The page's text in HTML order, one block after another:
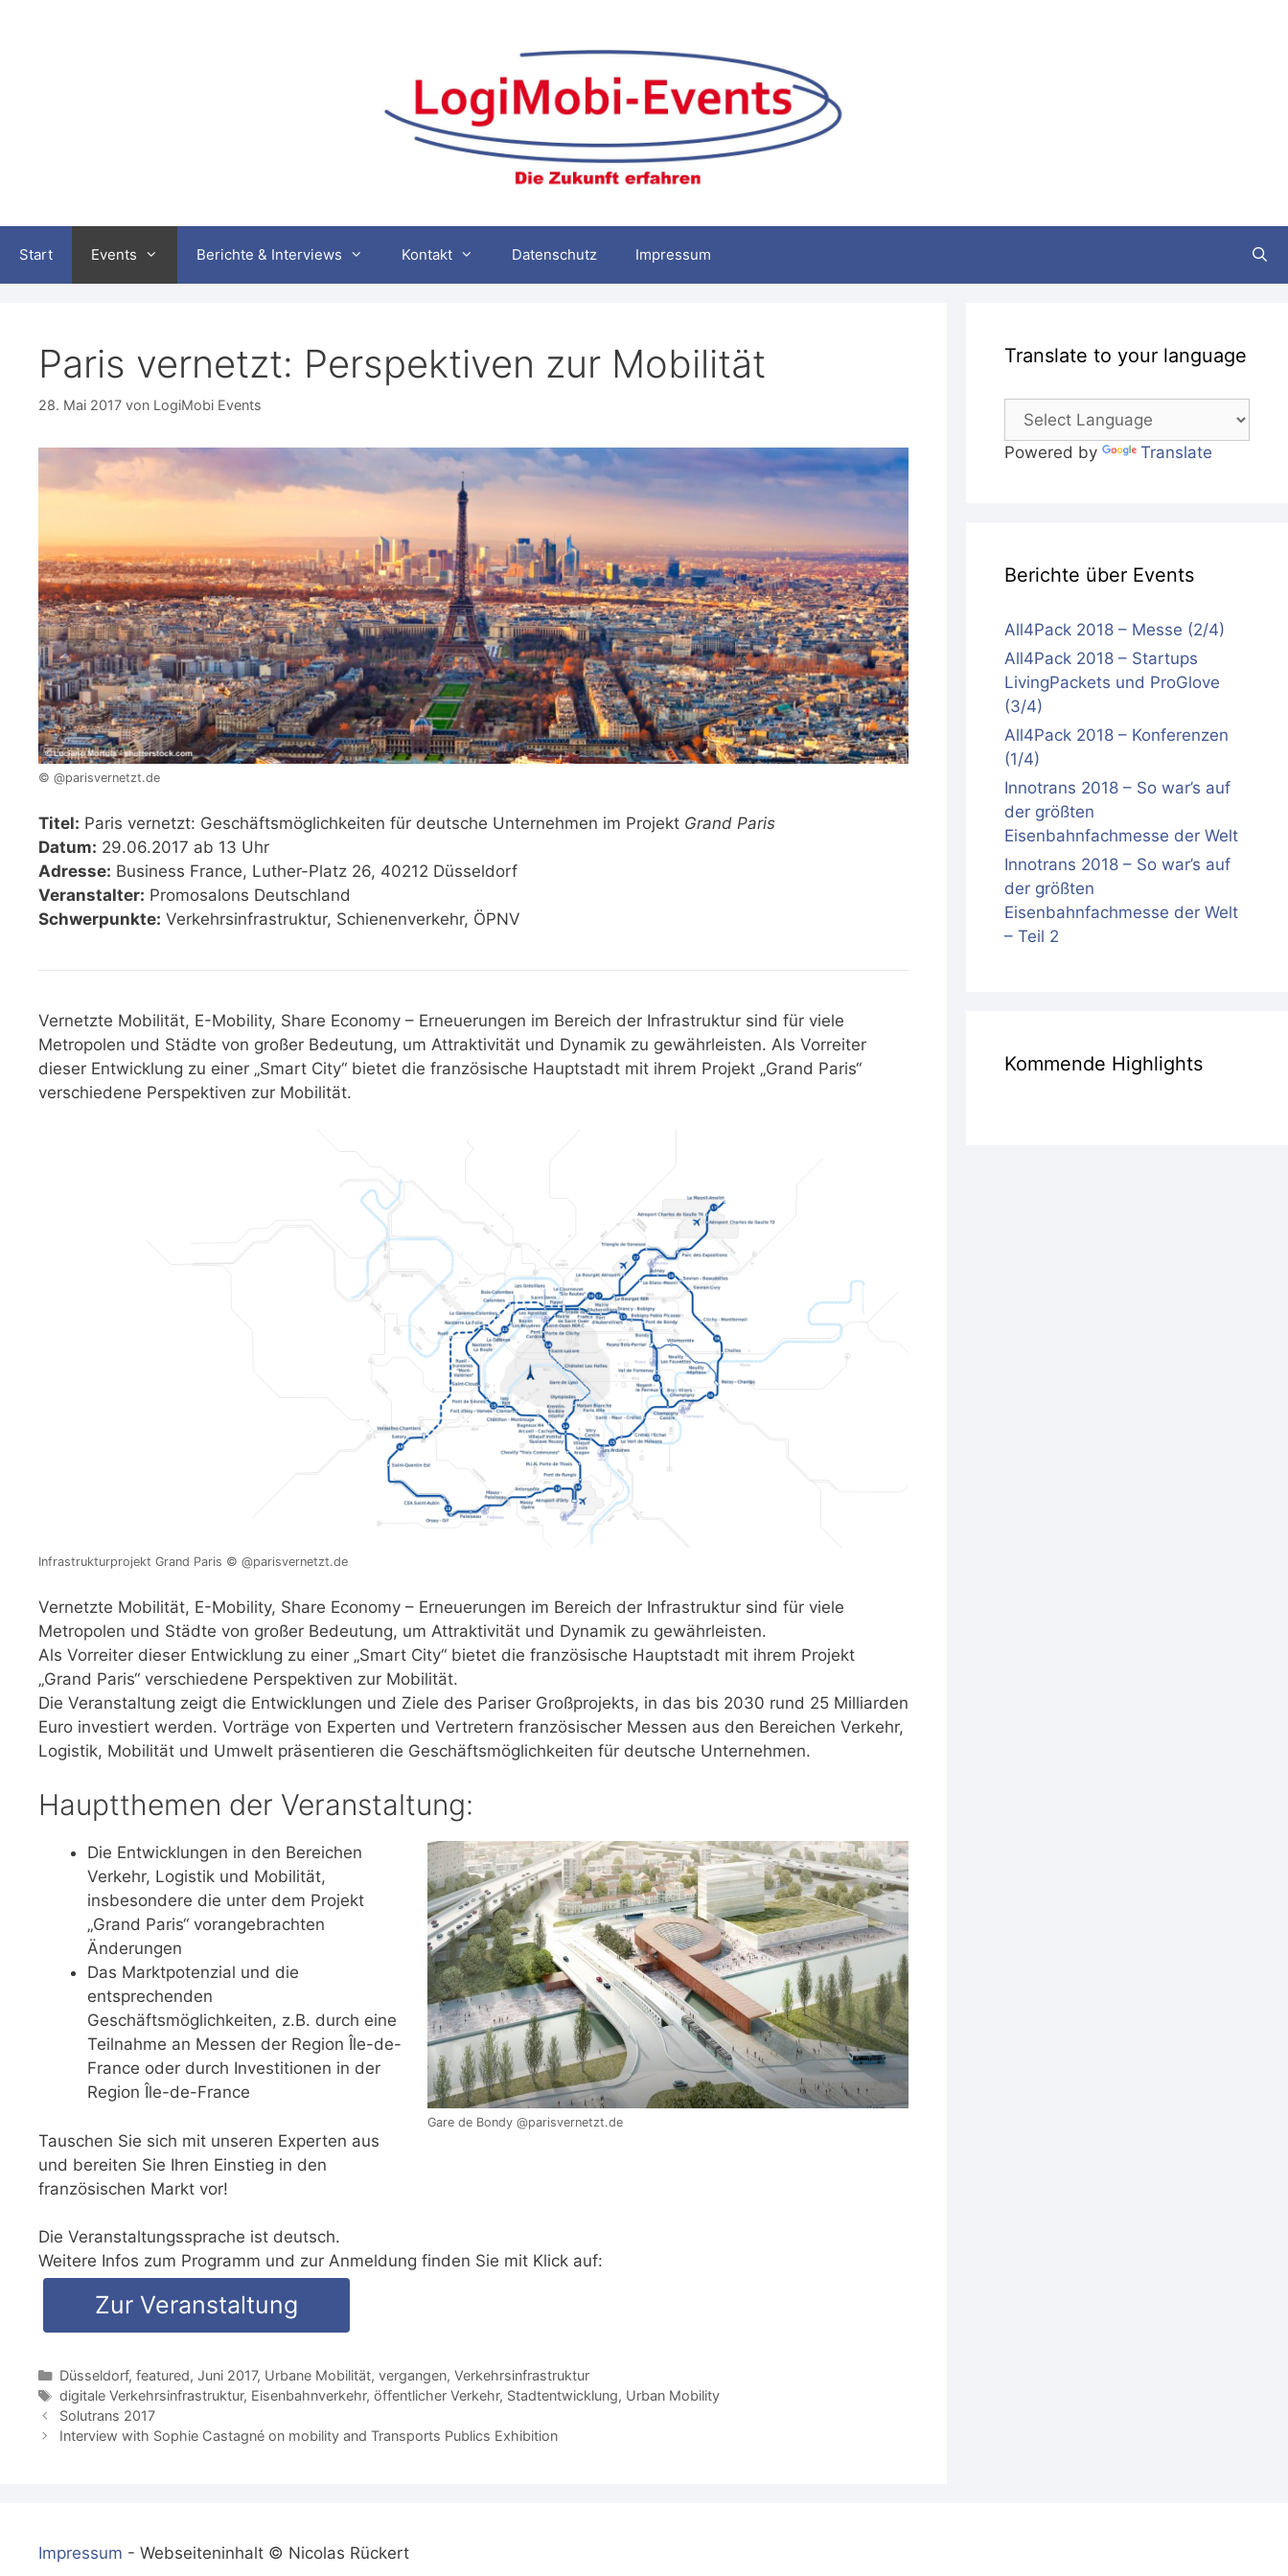
Start Events Berichte & Interviews Kontakt Datenschutz Impressum
Paris vernetzt: Perspektiven zur Mobilität
28. Mai 2017 von LogiMobi Events
© @parisvernetzt.de
Titel: Paris vernetzt: Geschäftsmöglichkeiten für deutsche Unternehmen im Projekt Grand Paris
Datum: 29.06.2017 ab 13 Uhr
Adresse: Business France, Luther-Platz 26, 40212 Düsseldorf
Veranstalter: Promosalons Deutschland
Schwerpunkte: Verkehrsinfrastruktur, Schienenverkehr, ÖPNV
Vernetzte Mobilität, E-Mobility, Share Economy – Erneuerungen im Bereich der Infrastruktur sind für viele
Metropolen und Städte von großer Bedeutung, um Attraktivität und Dynamik zu gewährleisten. Als Vorreiter
dieser Entwicklung zu einer „Smart City“ bietet die französische Hauptstadt mit ihrem Projekt „Grand Paris“
verschiedene Perspektiven zur Mobilität.
Infrastrukturprojekt Grand Paris © @parisvernetzt.de
Vernetzte Mobilität, E-Mobility, Share Economy – Erneuerungen im Bereich der Infrastruktur sind für viele
Metropolen und Städte von großer Bedeutung, um Attraktivität und Dynamik zu gewährleisten.
Als Vorreiter dieser Entwicklung zu einer „Smart City“ bietet die französische Hauptstadt mit ihrem Projekt
„Grand Paris“ verschiedene Perspektiven zur Mobilität.
Die Veranstaltung zeigt die Entwicklungen und Ziele des Pariser Großprojekts, in das bis 2030 rund 25 Milliarden
Euro investiert werden. Vorträge von Experten und Vertretern französischer Messen aus den Bereichen Verkehr,
Logistik, Mobilität und Umwelt präsentieren die Geschäftsmöglichkeiten für deutsche Unternehmen.
Hauptthemen der Veranstaltung:
Gare de Bondy @parisvernetzt.de
Die Entwicklungen in den Bereichen
Verkehr, Logistik und Mobilität,
insbesondere die unter dem Projekt
„Grand Paris“ vorangebrachten
Änderungen
Das Marktpotenzial und die
entsprechenden
Geschäftsmöglichkeiten, z.B. durch eine
Teilnahme an Messen der Region Île-de-
France oder durch Investitionen in der
Region Île-de-France
​Tauschen Sie sich mit unseren Experten aus
und bereiten Sie Ihren Einstieg in den
französischen Markt vor!​
Die Veranstaltungssprache ist deutsch.
Weitere Infos zum Programm und zur Anmeldung finden Sie mit Klick auf:
Zur Veranstaltung
Kategorien
Düsseldorf, featured, Juni 2017, Urbane Mobilität, vergangen, Verkehrsinfrastruktur
Schlagwörter
digitale Verkehrsinfrastruktur, Eisenbahnverkehr, öffentlicher Verkehr, Stadtentwicklung, Urban Mobility
Solutrans 2017
Interview with Sophie Castagné on mobility and Transports Publics Exhibition
Translate to your language
Powered by Translate
Berichte über Events
All4Pack 2018 – Messe (2/4)
All4Pack 2018 – Startups
LivingPackets und ProGlove
(3/4)
All4Pack 2018 – Konferenzen
(1/4)
Innotrans 2018 – So war’s auf
der größten
Eisenbahnfachmesse der Welt
Innotrans 2018 – So war’s auf
der größten
Eisenbahnfachmesse der Welt
– Teil 2
Kommende Highlights
Impressum - Webseiteninhalt © Nicolas Rückert